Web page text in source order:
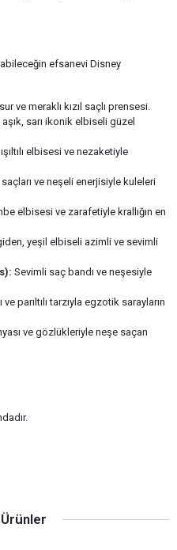
efsanevi Disney
ve meraklı kızıl saçlı prensesi.
sarı ikonik elbiseli güzel
elbisesi ve nezaketiyle
saçları ve neşeli enerjisiyle kuleleri
elbisesi ve zarafetiyle krallığın en
yeşil elbiseli azimli ve sevimli
Sevimli saç bandı ve neşesiyle
parıltılı tarzıyla egzotik sarayların
ve gözlükleriyle neşe saçan